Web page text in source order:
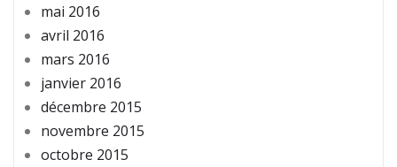
mai 2016
avril 2016
mars 2016
janvier 2016
décembre 2015
novembre 2015
octobre 2015